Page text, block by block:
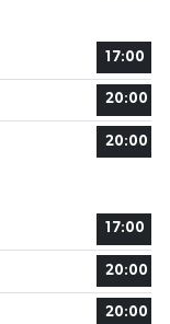
17:00
20:00
20:00
17:00
20:00
20:00